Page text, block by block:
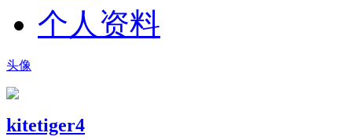
个人资料
头像
kitetiger4